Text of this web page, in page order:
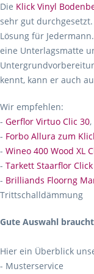
Die Klick Vinyl
sehr gut
Lösung für
eine Unterlagsmatte
kennt, kann er auch
Wir empfehlen:
- Gerflor Virtuo Clic 30
- Forbo Allura zum
- Wineo 400 Wood XL
- Tarkett Staarflor
- Brilliands Floorng
Trittschalldämmung
Gute Auswahl
Hier ein Überblick
- Musterservice